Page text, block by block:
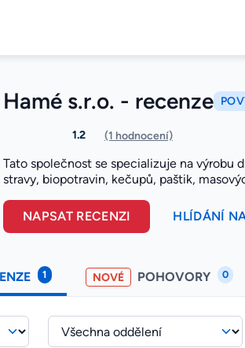
Hamé s.r.o. - recenze
1.2 (1 hodnocení)
Tato společnost se specializuje na
stravy, biopotravin, kečupů, paštik,
NAPSAT RECENZI HLÍDÁNÍ
1 NOVÉ POHOVORY 0